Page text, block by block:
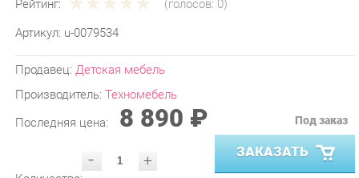
Артикул: u-0079534
Производитель:Техномебель
Последняя цена: 8 890 ₽
- ЗАКАЗАТЬ
УТОЧНИТЬ НАЛИЧИЕ